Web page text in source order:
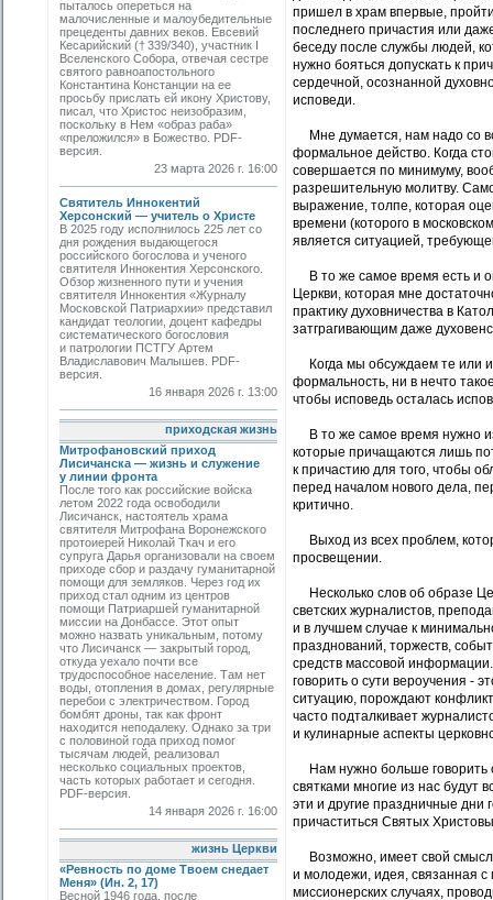
пыталось опереться на
малочисленные и малоубедительные
прецеденты давних веков. Евсевий
Кесарийский († 339/340), участник I
Вселенского Собора, отвечая сестре
святого равноапостольного
Константина Констанции на ее
просьбу прислать ей икону Христову,
писал, что Христос неизобразим,
поскольку в Нем «образ раба»
«преложился» в Божество. РDF-
версия.
23 марта 2026 г. 16:00
Святитель Иннокентий
Херсонский — учитель о Христе
В 2025 году исполнилось 225 лет со
дня рождения выдающегося
российского богослова и ученого
святителя Иннокентия Херсонского.
Обзор жизненного пути и учения
святителя Иннокентия «Журналу
Московской Патриархии» представил
кандидат теологии, доцент кафедры
систематического богословия
и патрологии ПСТГУ Артем
Владиславович Малышев. PDF-
версия.
16 января 2026 г. 13:00
приходская жизнь
Митрофановский приход
Лисичанска — жизнь и служение
у линии фронта
После того как российские войска
летом 2022 года освободили
Лисичанск, настоятель храма
святителя Митрофана Воронежского
протоиерей Николай Ткач и его
супруга Дарья организовали на своем
приходе сбор и раздачу гуманитарной
помощи для земляков. Через год их
приход стал одним из центров
помощи Патриаршей гуманитарной
миссии на Донбассе. Этот опыт
можно назвать уникальным, потому
что Лисичанск — закрытый город,
откуда уехало почти все
трудоспособное население. Там нет
воды, отопления в домах, регулярные
перебои с электричеством. Город
бомбят дроны, так как фронт
находится неподалеку. Однако за три
с половиной года приход помог
тысячам людей, реализовал
несколько социальных проектов,
часть которых работает и сегодня.
PDF-версия.
14 января 2026 г. 16:00
жизнь Церкви
«Ревность по доме Твоем снедает
Меня» (Ин. 2, 17)
Весной 1946 года, после
пришел в храм впервые,
последнего причастия или
беседу после службы людей,
нужно бояться допускать к
сердечной, осознанной
исповеди.
Мне думается, нам надо со
формальное действо. Когда
совершается по минимуму,
разрешительную молитву.
выражение, толпе, которая
времени (которого в
является ситуацией,
В то же самое время есть и
Церкви, которая мне
практику духовничества в
затграгивающим даже
Когда мы обсуждаем те или
формальность, ни в нечто
чтобы исповедь осталась
В то же самое время нужно
которые причащаются лишь
к причастию для того, чтобы
перед началом нового дела,
критично.
Выход из всех проблем,
просвещении.
Несколько слов об образе
светских журналистов,
и в лучшем случае к
празднований, торжеств,
средств массовой
говорить о сути вероучения -
ситуацию, порождают
часто подталкивает
и кулинарные аспекты
Нам нужно больше говорить
святками многие из нас будут
эти и другие праздничные дни
причаститься Святых
Возможно, имеет свой смысл
и молодежи, идея, связанная
миссионерских случаях,